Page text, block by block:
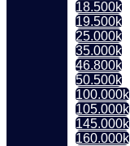
18.500k
19.500k
25.000k
35.000k
46.800k
50.500k
100.000k
105.000k
145.000k
160.000k